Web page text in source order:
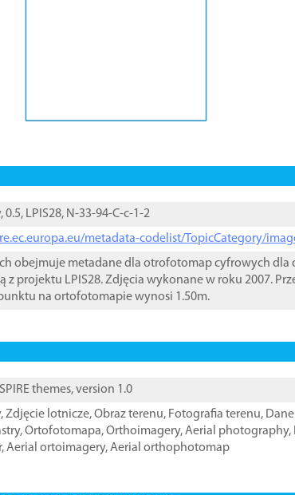
LPIS28, N-33-94-C-c-1-2
metadata-codelist/TopicCategory/
obejmuje metadane dla otrofotomap cyfrowych dla
z projektu LPIS28. Zdjęcia wykonane w roku 2007.
na ortofotomapie wynosi 1.50m.
themes, version 1.0
,Zdjęcie lotnicze,Obraz terenu, Fotografia terenu,
,Ortofotomapa,Orthoimagery,Aerial photography,
,Aerial ortoimagery,Aerial orthophotomap